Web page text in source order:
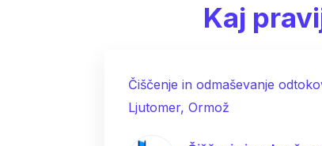
Kaj
Čiščenje in odmaševanje
Ljutomer, Ormož